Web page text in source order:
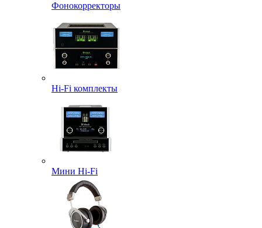
Фонокорректоры
Hi-Fi комплекты
Мини Hi-Fi